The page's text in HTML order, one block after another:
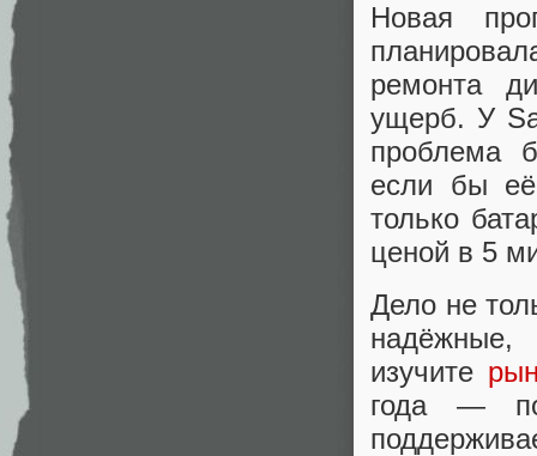
Новая
ремонта
ущерб. У
проблема
если бы
только
ценой в 5
Дело не
изучите
года —